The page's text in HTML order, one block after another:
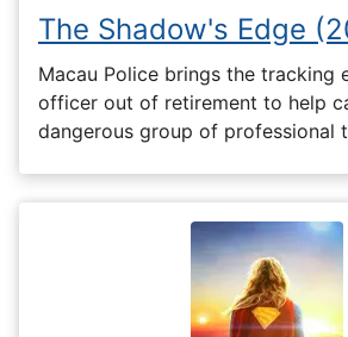
The Shadow's Edge
Macau Police brings the tracking
officer out of retirement to help
dangerous group of professional